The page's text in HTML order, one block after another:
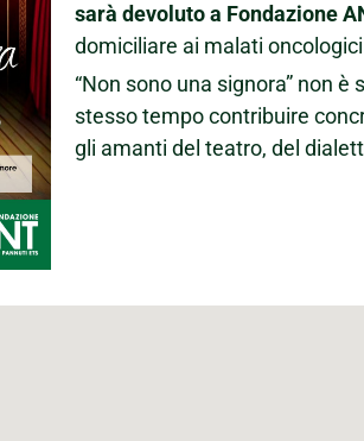
sarà devoluto a Fondazione
domiciliare ai malati
“Non sono una signora” non
stesso tempo contribuire
gli amanti del teatro, del